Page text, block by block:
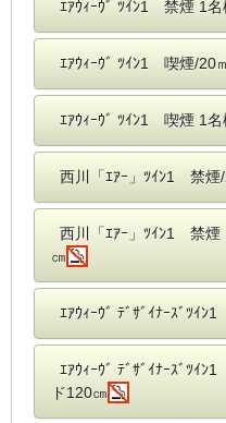
ｴｱｳｨｰｳﾞ ﾂｲﾝ1 禁煙 1
ｴｱｳｨｰｳﾞ ﾂｲﾝ1 喫煙/20
ｴｱｳｨｰｳﾞ ﾂｲﾝ1 喫煙 1
西川「ｴｱｰ」ﾂｲﾝ1 禁煙
西川「ｴｱｰ」ﾂｲﾝ1 禁煙
㎝
ｴｱｳｨｰｳﾞ ﾃﾞｻﾞｲﾅｰｽﾞﾂｲ
ｴｱｳｨｰｳﾞ ﾃﾞｻﾞｲﾅｰｽﾞﾂｲ
ド120㎝